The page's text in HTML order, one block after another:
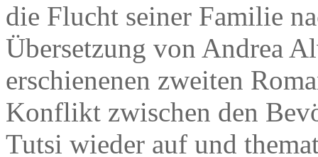
die Flucht seiner Familie
Übersetzung von Andrea
erschienenen zweiten
Konflikt zwischen den
Tutsi wieder auf und